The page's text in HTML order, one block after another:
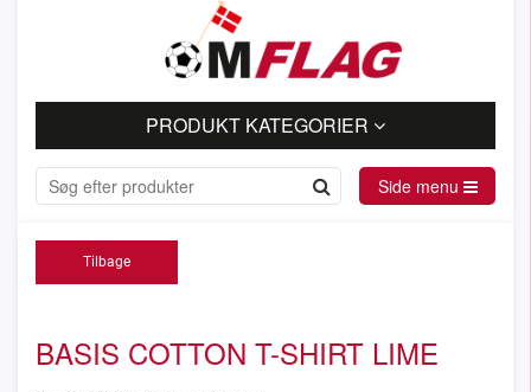
PRODUKT KATEGORIER
Side menu
Tilbage
BASIS COTTON T-SHIRT LIME